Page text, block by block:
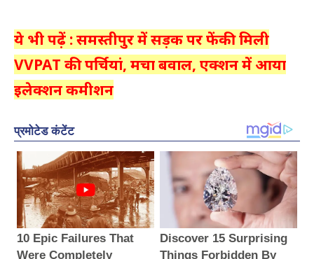
ये भी पढ़ें : समस्तीपुर में सड़क पर फेंकी मिली
VVPAT की पर्चियां, मचा बवाल, एक्शन में आया
इलेक्शन कमीशन